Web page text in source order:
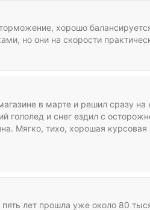
хорошо
но они на скорости
в марте и решил сразу
гололед и снег ездил с
Мягко, тихо, хорошая курсовая
лет прошла уже около 80